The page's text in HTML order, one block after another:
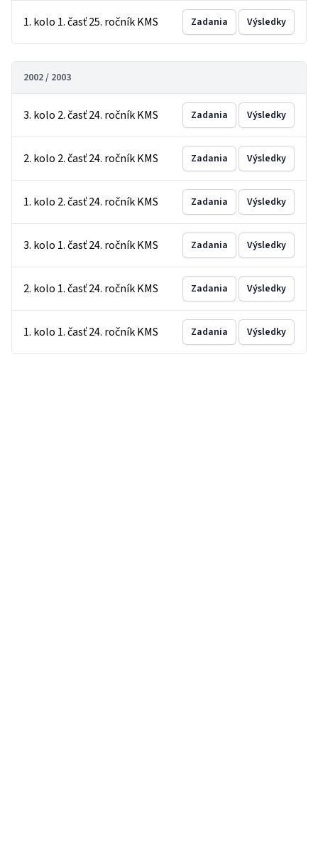
1. kolo 1. časť 25. ročník KMS Zadania Výsledky
2002 / 2003
3. kolo 2. časť 24. ročník KMS Zadania Výsledky
2. kolo 2. časť 24. ročník KMS Zadania Výsledky
1. kolo 2. časť 24. ročník KMS Zadania Výsledky
3. kolo 1. časť 24. ročník KMS Zadania Výsledky
2. kolo 1. časť 24. ročník KMS Zadania Výsledky
1. kolo 1. časť 24. ročník KMS Zadania Výsledky